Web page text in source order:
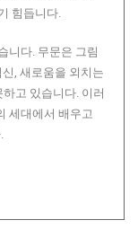
힘듭니다.
니다. 무문은 그림
, 새로움을 외치는
고 있습니다. 이러
세대에서 배우고